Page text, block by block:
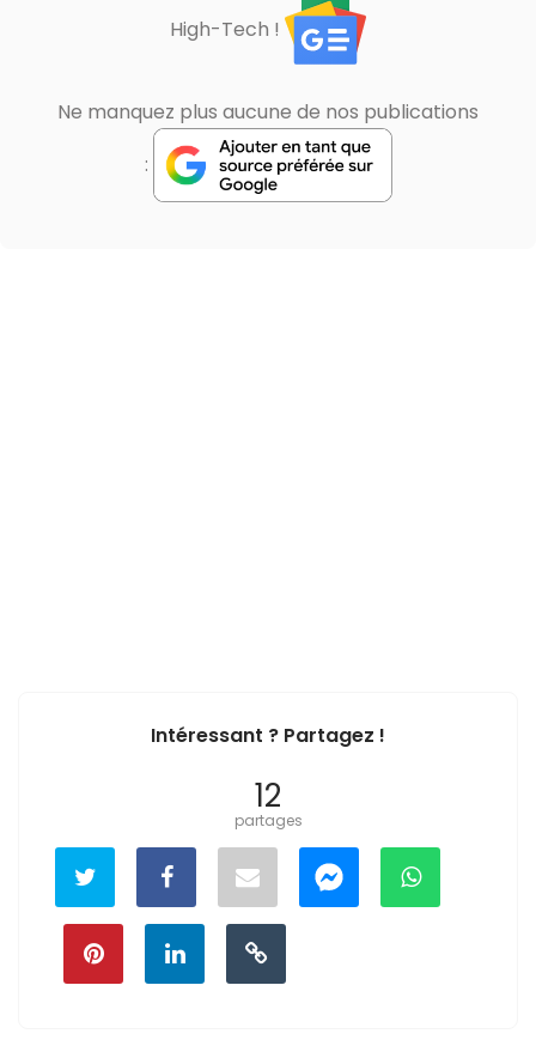
High-Tech !
Ne manquez plus aucune de nos publications
:
Intéressant ? Partagez !
12
partages